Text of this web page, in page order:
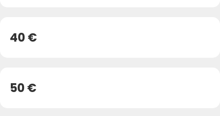
40 €
50 €